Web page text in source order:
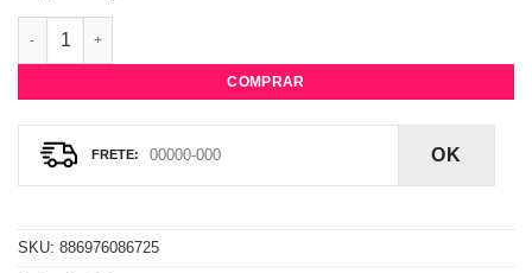
CD Christina Aguilera - Bionic quantidade
COMPRAR
OK
SKU: 886976086725